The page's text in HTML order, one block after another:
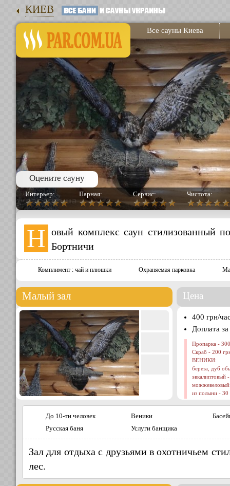
КИЕВ
Все сауны Киева
Оцените сауну
Интерьер: Парная: Сервис: Чистота:
Н овый комплекс саун стилизованный
Бортничи
Комплимент : чай и плюшки Охраняемая парковка
Малый зал Цена
400 грн/
Доплата
Пропарка -
Скраб - 200
ВЕНИКИ:
береза, дуб
эвкалиптовый
из полыни - 30
До 10-ти человек
Русская баня
Веники
Услуги банщика
Зал для отдыха с друзьями в охотничьем
лес.